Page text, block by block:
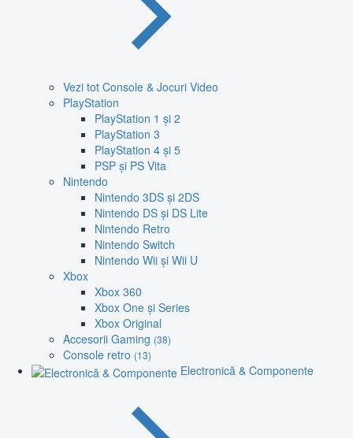
Vezi tot Console & Jocuri Video
PlayStation
PlayStation 1 și 2
PlayStation 3
PlayStation 4 și 5
PSP și PS Vita
Nintendo
Nintendo 3DS și 2DS
Nintendo DS și DS Lite
Nintendo Retro
Nintendo Switch
Nintendo Wii și Wii U
Xbox
Xbox 360
Xbox One și Series
Xbox Original
Accesorii Gaming (38)
Console retro (13)
Electronică & Componente